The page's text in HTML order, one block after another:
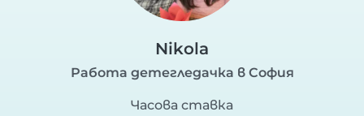
Nikola
Работа детегледачка в София
Часова ставка